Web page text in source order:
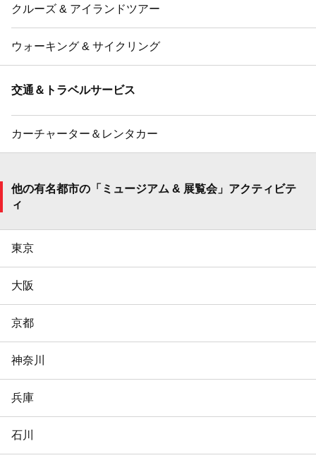
クルーズ & アイランドツアー
ウォーキング & サイクリング
交通＆トラベルサービス
カーチャーター＆レンタカー
他の有名都市の「ミュージアム & 展覧会」アクティビテ
ィ
東京
大阪
京都
神奈川
兵庫
石川